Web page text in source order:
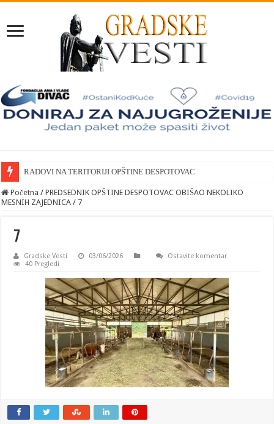
RADOVI NA TERITORIJI OPŠTINE DESPOTOVAC
Početna / PREDSEDNIK OPŠTINE DESPOTOVAC OBIŠAO NEKOLIKO
MESNIH ZAJEDNICA / 7
7
Gradske Vesti 03/06/2026
Ostavite komentar
40 Pregledi